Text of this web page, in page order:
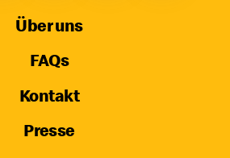
Über uns
FAQs
Kontakt
Presse